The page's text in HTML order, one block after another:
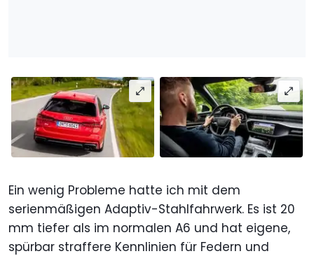
Ein wenig Probleme hatte ich mit dem
serienmäßigen Adaptiv-Stahlfahrwerk. Es ist 20
mm tiefer als im normalen A6 und hat eigene,
spürbar straffere Kennlinien für Federn und